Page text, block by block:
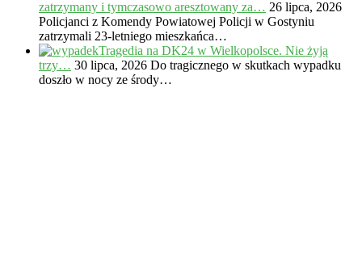
zatrzymany i tymczasowo aresztowany za… 26 lipca, 2026
Policjanci z Komendy Powiatowej Policji w Gostyniu
zatrzymali 23-letniego mieszkańca…
Tragedia na DK24 w Wielkopolsce. Nie żyją
trzy… 30 lipca, 2026 Do tragicznego w skutkach wypadku
doszło w nocy ze środy…